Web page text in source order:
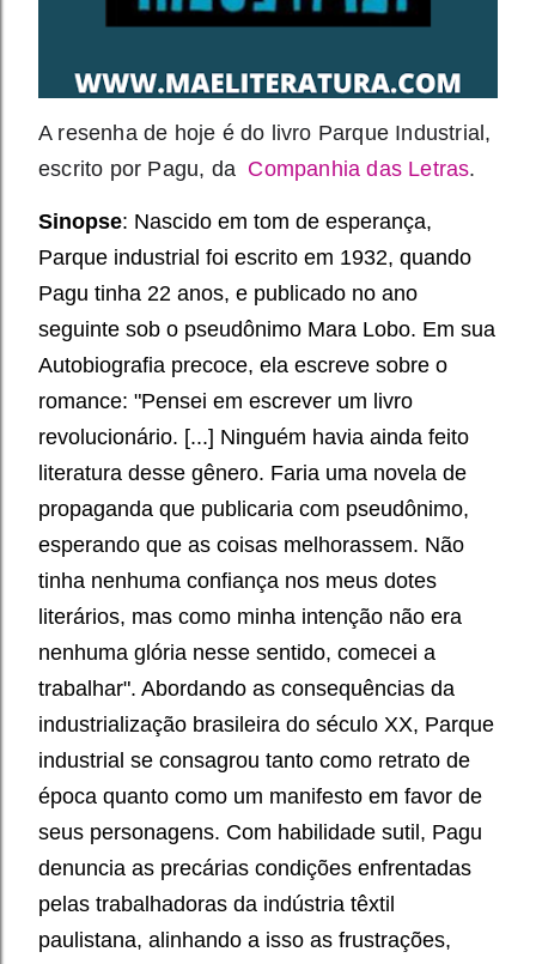
A resenha de hoje é do livro Parque Industrial ,
escrito por Pagu, da Companhia das Letras.
Sinopse: Nascido em tom de esperança,
Parque industrial foi escrito em 1932, quando
Pagu tinha 22 anos, e publicado no ano
seguinte sob o pseudônimo Mara Lobo. Em sua
Autobiografia precoce, ela escreve sobre o
romance: "Pensei em escrever um livro
revolucionário. [...] Ninguém havia ainda feito
literatura desse gênero. Faria uma novela de
propaganda que publicaria com pseudônimo,
esperando que as coisas melhorassem. Não
tinha nenhuma confiança nos meus dotes
literários, mas como minha intenção não era
nenhuma glória nesse sentido, comecei a
trabalhar". Abordando as consequências da
industrialização brasileira do século XX, Parque
industrial se consagrou tanto como retrato de
época quanto como um manifesto em favor de
seus personagens. Com habilidade sutil, Pagu
denuncia as precárias condições enfrentadas
pelas trabalhadoras da indústria têxtil
paulistana, alinhando a isso as frustrações,